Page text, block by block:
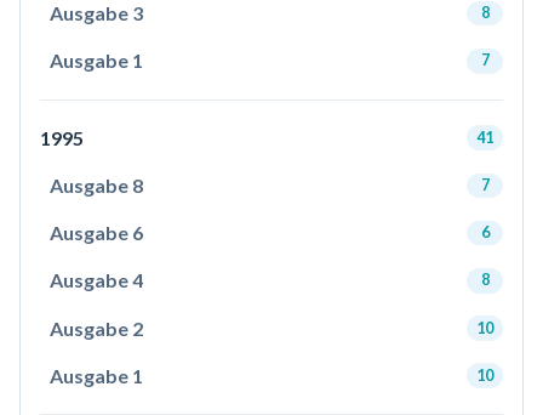
Ausgabe 3 8
Ausgabe 1 7
1995 41
Ausgabe 8 7
Ausgabe 6 6
Ausgabe 4 8
Ausgabe 2 10
Ausgabe 1 10